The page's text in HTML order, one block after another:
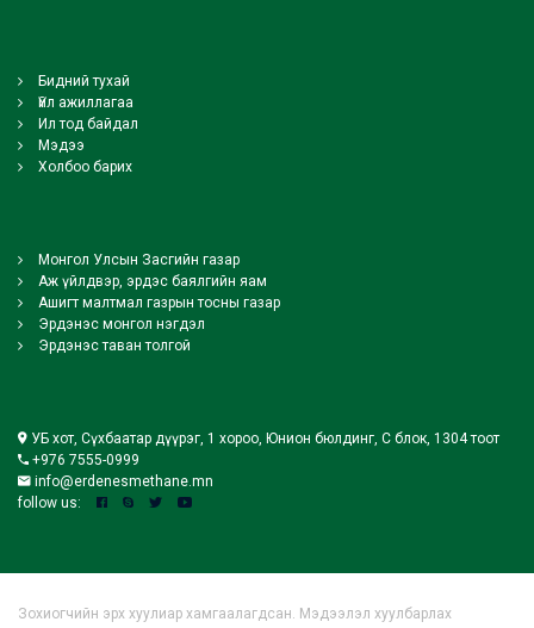
Бидний тухай
Үйл ажиллагаа
Ил тод байдал
Мэдээ
Холбоо барих
Монгол Улсын Засгийн газар
Аж үйлдвэр, эрдэс баялгийн яам
Ашигт малтмал газрын тосны газар
Эрдэнэс монгол нэгдэл
Эрдэнэс таван толгой
УБ хот, Сүхбаатар дүүрэг, 1 хороо, Юнион бюлдинг, С блок, 1304 тоот
+976 7555-0999
info@erdenesmethane.mn
follow us:
Зохиогчийн эрх хуулиар хамгаалагдсан. Мэдээлэл хуулбарлах